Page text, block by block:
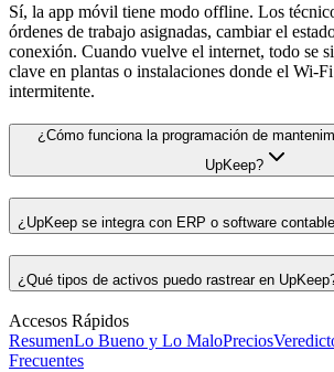
Sí, la app móvil tiene modo offline. Los
órdenes de trabajo asignadas, cambiar el
conexión. Cuando vuelve el internet, todo se
clave en plantas o instalaciones donde el Wi-
intermitente.
¿Cómo funciona la programación de
UpKeep?
¿UpKeep se integra con ERP o software
¿Qué tipos de activos puedo rastrear en
Accesos Rápidos
ResumenLo Bueno y Lo MaloPrecios
Frecuentes